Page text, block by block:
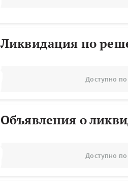
Ликвидация по
Доступно
Объявления о
Доступно